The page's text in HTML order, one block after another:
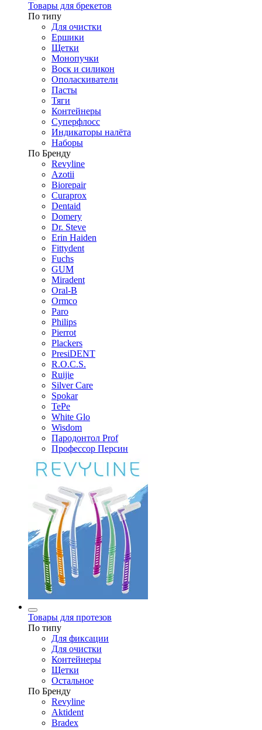
Товары для брекетов
По типу
Для очистки
Ершики
Щетки
Монопучки
Воск и силикон
Ополаскиватели
Пасты
Тяги
Контейнеры
Суперфлосс
Индикаторы налёта
Наборы
По Бренду
Revyline
Azotii
Biorepair
Curaprox
Dentaid
Domery
Dr. Steve
Erin Haiden
Fittydent
Fuchs
GUM
Miradent
Oral-B
Ormco
Paro
Philips
Pierrot
Plackers
PresiDENT
R.O.C.S.
Ruijie
Silver Care
Spokar
TePe
White Glo
Wisdom
Пародонтол Prof
Профессор Персин
Товары для протезов
По типу
Для фиксации
Для очистки
Контейнеры
Щетки
Остальное
По Бренду
Revyline
Aktident
Bradex